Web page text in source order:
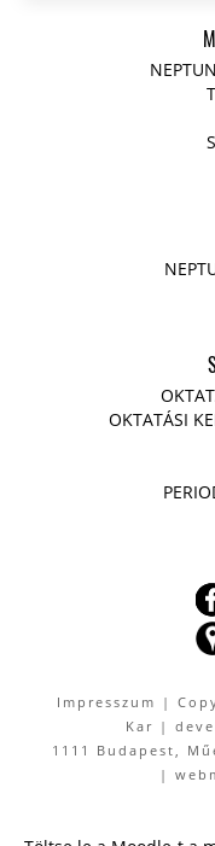
OKTATÁSI
Impresszum |
Kar |
1111 Budapest,
|